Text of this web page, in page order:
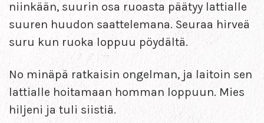
niinkään, suurin osa ruoasta päätyy lattialle
suuren huudon saattelemana. Seuraa hirveä
suru kun ruoka loppuu pöydältä.
No minäpä ratkaisin ongelman, ja laitoin sen
lattialle hoitamaan homman loppuun. Mies
hiljeni ja tuli siistiä.